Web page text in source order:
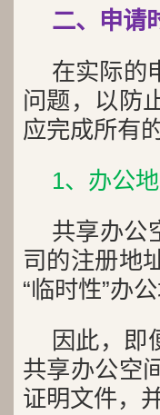
二、申请
在实际的
问题，以防
应完成所有
1、办公
共享办公
司的注册地
“临时性”办
因此，即
共享办公空
证明文件，